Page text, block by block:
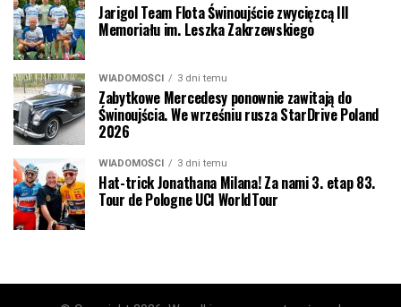
Jarigol Team Flota Świnoujście zwycięzcą III
Memoriału im. Leszka Zakrzewskiego
WIADOMOŚCI 3 dni temu
Zabytkowe Mercedesy ponownie zawitają do
Świnoujścia. We wrześniu rusza StarDrive Poland
2026
WIADOMOŚCI 3 dni temu
Hat-trick Jonathana Milana! Za nami 3. etap 83.
Tour de Pologne UCI WorldTour